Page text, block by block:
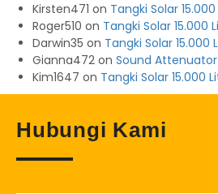
Kirsten471 on Tangki Solar 15.000
Roger510 on Tangki Solar 15.000
Darwin35 on Tangki Solar 15.000
Gianna472 on Sound Attenuator
Kim1647 on Tangki Solar 15.000
Hubungi Kami